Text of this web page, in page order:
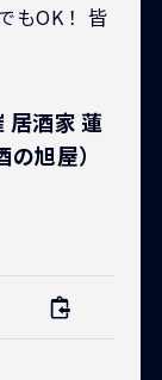
もOK！ 皆
居酒家 蓮
旭屋）